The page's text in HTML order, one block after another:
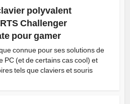
polyvalent
Challenger
pour gamer
connue pour ses solutions de
PC (et de certains cas cool) et
tels que claviers et souris